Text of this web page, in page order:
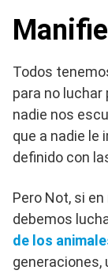
Todos
para no luchar
nadie nos
que a nadie le
definido con
Pero Not, si
debemos
de los